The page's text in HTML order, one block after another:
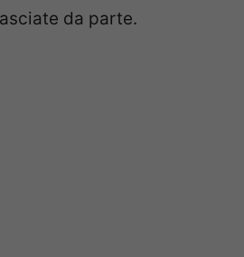
da parte.